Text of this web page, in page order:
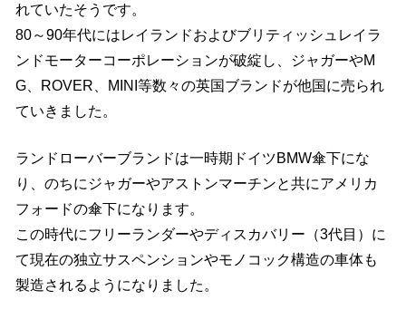
れていたそうです。
80～90年代にはレイランドおよびブリティッシュレイラ
ンドモーターコーポレーションが破綻し、ジャガーやM
G、ROVER、MINI等数々の英国ブランドが他国に売られ
ていきました。
ランドローバーブランドは一時期ドイツBMW傘下にな
り、のちにジャガーやアストンマーチンと共にアメリカ
フォードの傘下になります。
この時代にフリーランダーやディスカバリー（3代目）に
て現在の独立サスペンションやモノコック構造の車体も
製造されるようになりました。